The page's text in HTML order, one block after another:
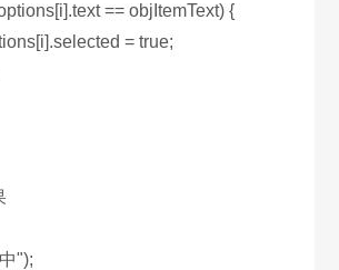
== objItemText) {
= true;
");